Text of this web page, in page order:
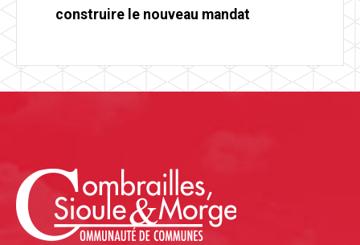
construire le nouveau mandat